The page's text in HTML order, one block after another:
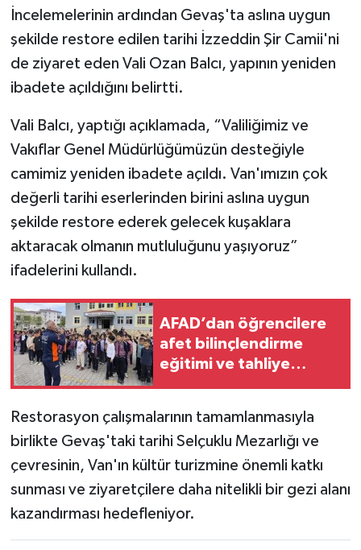
İncelemelerinin ardından Gevaş'ta aslına uygun
şekilde restore edilen tarihi İzzeddin Şir Camii'ni
de ziyaret eden Vali Ozan Balcı, yapının yeniden
ibadete açıldığını belirtti.
Vali Balcı, yaptığı açıklamada, “Valiliğimiz ve
Vakıflar Genel Müdürlüğümüzün desteğiyle
camimiz yeniden ibadete açıldı. Van'ımızın çok
değerli tarihi eserlerinden birini aslına uygun
şekilde restore ederek gelecek kuşaklara
aktaracak olmanın mutluluğunu yaşıyoruz”
ifadelerini kullandı.
AFAD’dan öğrencilere
afet bilinçlendirme
eğitimi ve tahliye
Restorasyon çalışmalarının tamamlanmasıyla
birlikte Gevaş'taki tarihi Selçuklu Mezarlığı ve
çevresinin, Van'ın kültür turizmine önemli katkı
sunması ve ziyaretçilere daha nitelikli bir gezi alanı
kazandırması hedefleniyor.